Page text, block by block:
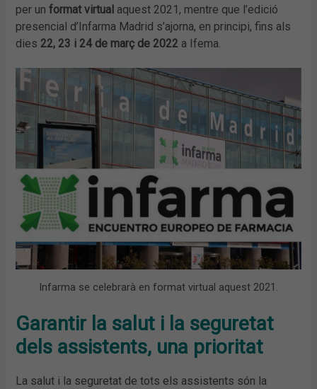
per unformat virtual aquest 2021, mentre que l’edició
presencial d’Infarma Madrid s’ajorna, en principi, fins als
dies 22, 23 i 24 de març de 2022 a Ifema.
Infarma se celebrarà en format virtual aquest 2021.
Garantir la salut i la seguretat
dels assistents, una prioritat
La salut i la seguretat de tots els assistents són la